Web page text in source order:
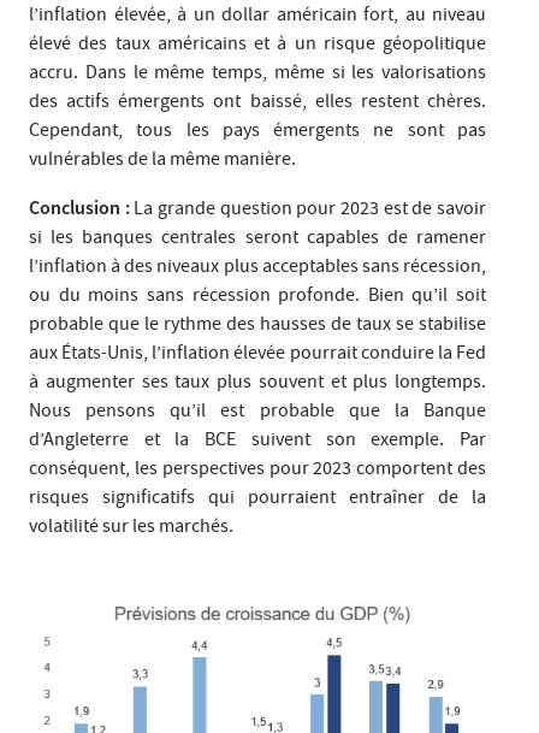
l’inflation élevée, à un dollar américain fort, au niveau
élevé des taux américains et à un risque géopolitique
accru. Dans le même temps, même si les valorisations
des actifs émergents ont baissé, elles restent chères.
Cependant, tous les pays émergents ne sont pas
vulnérables de la même manière.
Conclusion :La grande question pour 2023 est de savoir
si les banques centrales seront capables de ramener
l’inflation à des niveaux plus acceptables sans récession,
ou du moins sans récession profonde. Bien qu’il soit
probable que le rythme des hausses de taux se stabilise
aux États-Unis, l’inflation élevée pourrait conduire la Fed
à augmenter ses taux plus souvent et plus longtemps.
Nous pensons qu’il est probable que la Banque
d’Angleterre et la BCE suivent son exemple. Par
conséquent, les perspectives pour 2023 comportent des
risques significatifs qui pourraient entraîner de la
volatilité sur les marchés.